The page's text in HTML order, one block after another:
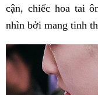
cận, chiếc hoa tai
nhìn bởi mang tinh